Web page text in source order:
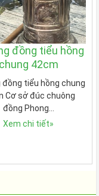
đồng tiểu hồng
chung 42cm
đồng tiểu hồng chung
Cơ sở đúc chuông
đồng Phong…
Xem chi tiết»